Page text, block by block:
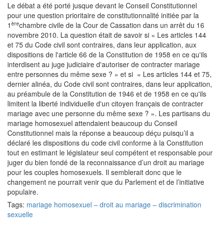
Le débat a été porté jusque devant le Conseil Constitutionnel
pour une question prioritaire de constitutionnalité initiée par la
1 èrechambre civile de la Cour de Cassation dans un arrêt du 16
novembre 2010. La question était de savoir si « Les articles 144
et 75 du Code civil sont contraires, dans leur application, aux
dispositions de l'article 66 de la Constitution de 1958 en ce qu'ils
interdisent au juge judiciaire d'autoriser de contracter mariage
entre personnes du même sexe ? » et si « Les articles 144 et 75,
dernier alinéa, du Code civil sont contraires, dans leur application,
au préambule de la Constitution de 1946 et de 1958 en ce qu'ils
limitent la liberté individuelle d'un citoyen français de contracter
mariage avec une personne du même sexe ? ». Les partisans du
mariage homosexuel attendaient beaucoup du Conseil
Constitutionnel mais la réponse a beaucoup déçu puisqu’il a
déclaré les dispositions du code civil conforme à la Constitution
tout en estimant le législateur seul compétent et responsable pour
juger du bien fondé de la reconnaissance d’un droit au mariage
pour les couples homosexuels. Il semblerait donc que le
changement ne pourrait venir que du Parlement et de l’initiative
populaire.
Tags: mariage homosexuel – droit au mariage – discrimination
sexuelle